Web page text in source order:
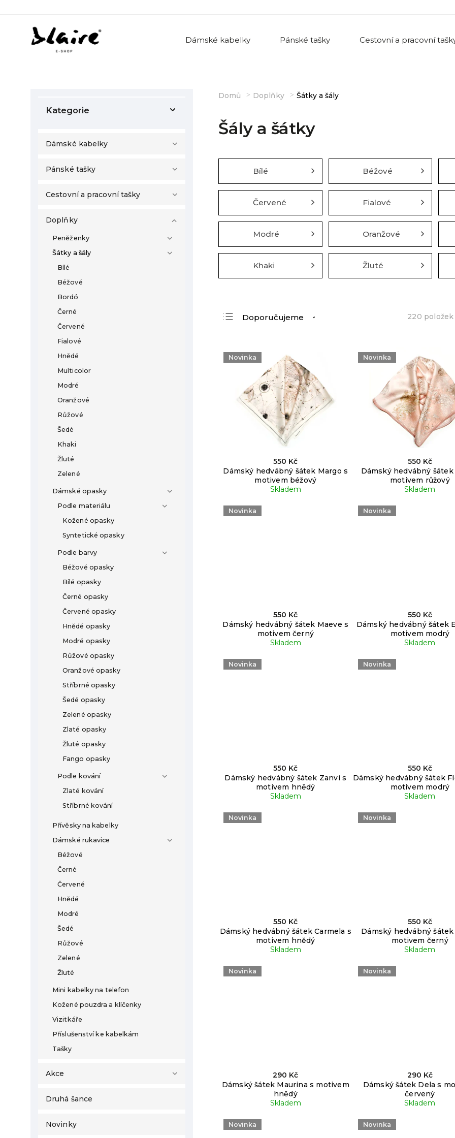
Dámské kabelky Pánské tašky Cestovní a pracovní
Kategorie
Dámské kabelky
Pánské tašky
Cestovní a pracovní tašky
Doplňky
Peněženky
Šátky a šály
Bílé
Béžové
Bordó
Černé
Červené
Fialové
Hnědé
Multicolor
Modré
Oranžové
Růžové
Šedé
Khaki
Žluté
Zelené
Dámské opasky
Podle materiálu
Kožené opasky
Syntetické opasky
Podle barvy
Béžové opasky
Bílé opasky
Černé opasky
Červené opasky
Hnědé opasky
Modré opasky
Růžové opasky
Oranžové opasky
Stříbrné opasky
Šedé opasky
Zelené opasky
Zlaté opasky
Žluté opasky
Fango opasky
Podle kování
Zlaté kování
Stříbrné kování
Přívěsky na kabelky
Dámské rukavice
Béžové
Černé
Červené
Hnědé
Modré
Šedé
Růžové
Zelené
Žluté
Mini kabelky na telefon
Kožené pouzdra a klíčenky
Vizitkáře
Příslušenství ke kabelkám
Tašky
Akce
Druhá šance
Novinky
Domů Doplňky Šátky a šály
Šály a šátky
Bílé Béžové
Červené Fialové
Modré Oranžové
Khaki Žluté
Doporučujeme
Nejprodávanější
Abecedně
220
Novinka
Dámský hedvábný šátek Margo s
motivem béžový
Skladem
550 Kč
Novinka
Dámský hedvábný šátek
motivem růžový
Skladem
550 Kč
Novinka
Dámský hedvábný šátek Maeve s
motivem černý
Skladem
550 Kč
Novinka
Dámský hedvábný šátek
motivem modrý
Skladem
550 Kč
Novinka
Dámský hedvábný šátek Zanvi s
motivem hnědý
Skladem
550 Kč
Novinka
Dámský hedvábný šátek
motivem modrý
Skladem
550 Kč
Novinka
Dámský hedvábný šátek Carmela s
motivem hnědý
Skladem
550 Kč
Novinka
Dámský hedvábný
motivem černý
Skladem
550 Kč
Novinka
Dámský šátek Maurina s motivem
hnědý
Skladem
290 Kč
Novinka
Dámský šátek Dela s
červený
Skladem
290 Kč
Novinka Novinka